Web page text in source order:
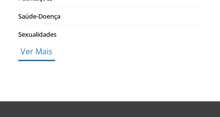
Saúde-Doença
Sexualidades
Ver Mais